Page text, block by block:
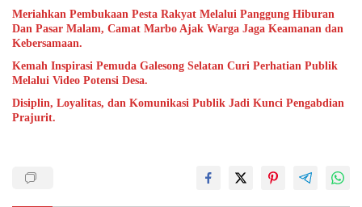
Meriahkan Pembukaan Pesta Rakyat Melalui Panggung Hiburan
Dan Pasar Malam, Camat Marbo Ajak Warga Jaga Keamanan dan
Kebersamaan.
Kemah Inspirasi Pemuda Galesong Selatan Curi Perhatian Publik
Melalui Video Potensi Desa.
Disiplin, Loyalitas, dan Komunikasi Publik Jadi Kunci Pengabdian
Prajurit.